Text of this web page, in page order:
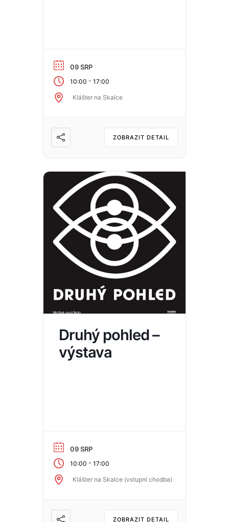
09 SRP
10:00 - 17:00
Klášter na Skalce
ZOBRAZIT DETAIL
Druhý pohled –
výstava
09 SRP
10:00 - 17:00
Klášter na Skalce (vstupní chodba)
ZOBRAZIT DETAIL